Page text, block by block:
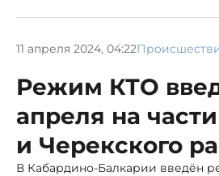
11 апреля 2024, 04:22
Режим КТО
апреля на
и Черекского
В Кабардино-Балкарии введён